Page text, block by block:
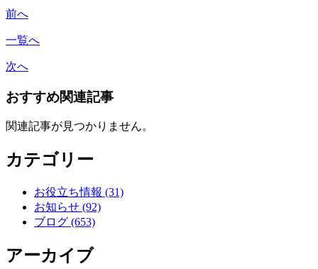
前へ
一覧へ
次へ
おすすめ関連記事
関連記事が見つかりません。
カテゴリー
お役立ち情報 (31)
お知らせ (92)
ブログ (653)
アーカイブ